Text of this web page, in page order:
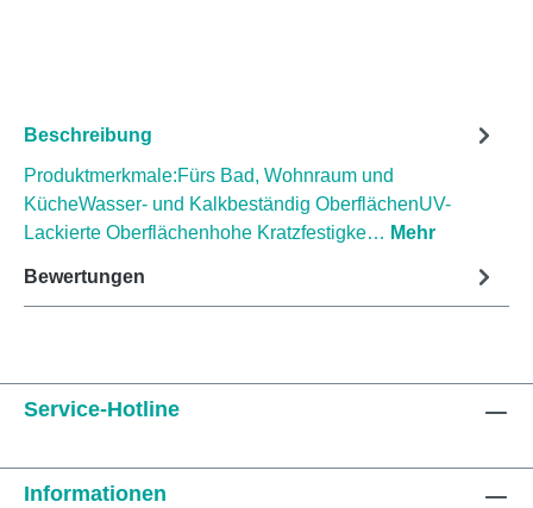
Beschreibung
Produktmerkmale:Fürs Bad, Wohnraum und
KücheWasser- und Kalkbeständig OberflächenUV-
Lackierte Oberflächenhohe Kratzfestigke… Mehr
Bewertungen
Service-Hotline
Informationen